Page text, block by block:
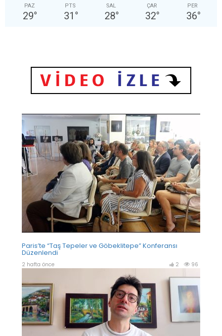
PAZ
29°
PTS
31 °
SAL
28°
ÇAR
32°
PER
36°